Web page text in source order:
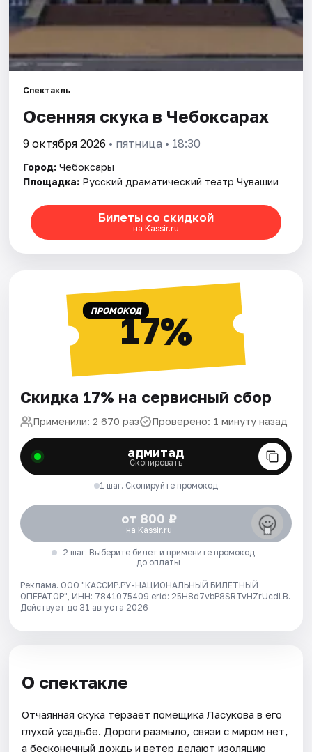
Спектакль
Осенняя скука в Чебоксарах
9 октября 2026 • пятница • 18:30
Город: Чебоксары
Площадка: Русский драматический театр Чувашии
Билеты со скидкой
на Kassir.ru
ПРОМОКОД17%
Скидка 17% на сервисный сбор
Применили: 2 670 раз Проверено: 1 минуту назад
адмитад
Скопировать
1 шаг. Скопируйте промокод
от 800 ₽
на Kassir.ru
2 шаг. Выберите билет и примените промокод
до оплаты
Реклама. ООО "КАССИР.РУ-НАЦИОНАЛЬНЫЙ БИЛЕТНЫЙ
ОПЕРАТОР", ИНН: 7841075409 erid: 25H8d7vbP8SRTvHZrUcdLB.
Действует до 31 августа 2026
О спектакле
Отчаянная скука терзает помещика Ласукова в его
глухой усадьбе. Дороги размыло, связи с миром нет,
а бесконечный дождь и ветер делают изоляцию